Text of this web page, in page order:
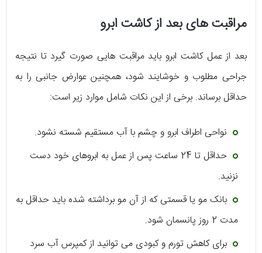
مراقبت های بعد از کاشت ابرو
بعد از عمل کاشت ابرو باید مراقبت هایی صورت گیرد تا نتیجه
جراحی مطلوب و خوشایند شود، همچنین عوارض جانبی را به
حداقل برساند. برخی از این نکات شامل موارد زیر است:
نواحی اطراف ابرو و چشم با آب مستقیم شسته نشود.
حداقل تا 24 ساعت پس از عمل به ابروهای خود دست
نزنید.
بانک مو یا قسمتی که از آن مو برداشته شده باید حداقل به
مدت 2 روز پانسمان شود.
برای کاهش تورم و کبودی می توانید از کمپرس آب سرد